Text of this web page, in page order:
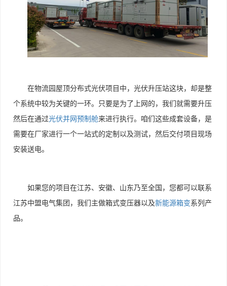
在物流园屋顶分布式光伏项目中，光伏升压站这块，却是整
个系统中较为关键的一环。只要是为了上网的，我们就需要升压
然后在通过光伏并网预制舱来进行执行。咱们这些成套设备，是
需要在厂家进行一个一站式的定制以及测试，然后交付项目现场
安装送电。
如果您的项目在江苏、安徽、山东乃至全国，您都可以联系
江苏中盟电气集团，我们主做箱式变压器以及新能源箱变系列产
品。